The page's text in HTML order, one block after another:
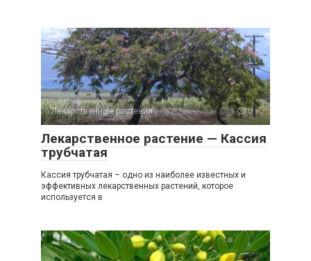
Лекарственные растения 0
Лекарственное растение — Кассия
трубчатая
Кассия трубчатая – одно из наиболее известных и
эффективных лекарственных растений, которое
используется в